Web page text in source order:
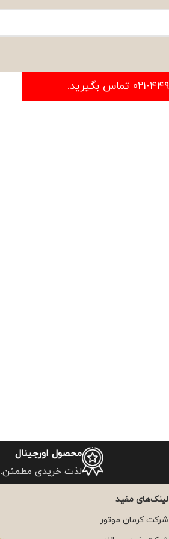
محصول اورجینال
لذت خریدی مطمئن.
لینک‌های مفید
شرکت کرمان موتور